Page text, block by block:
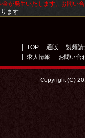
が発生いたします。お問い
ます
TOP 通販
製麺請
求人情報
お問い合
Copyright (C)